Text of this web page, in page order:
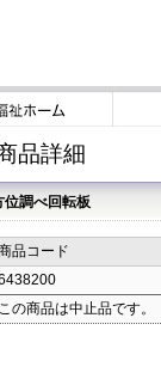
品詳細
位調べ回転板
品コード
この商品は中止品です。